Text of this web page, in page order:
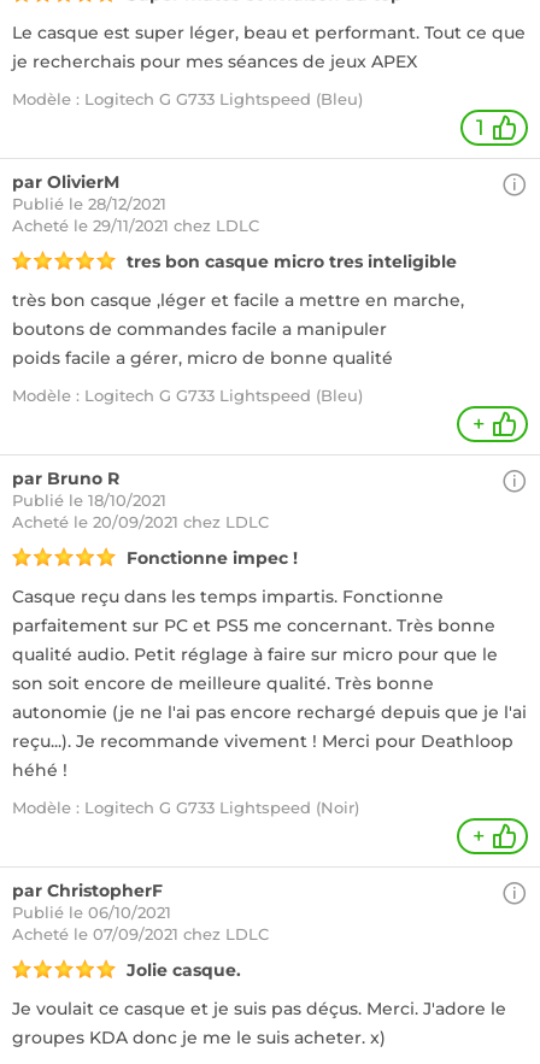
Le casque est super léger, beau et performant. Tout ce que
je recherchais pour mes séances de jeux APEX
Modèle : Logitech G G733 Lightspeed (Bleu)
1
par OlivierM
Publié le 28/12/2021
Acheté le 29/11/2021 chez LDLC
tres bon casque micro tres inteligible
très bon casque ,léger et facile a mettre en marche,
boutons de commandes facile a manipuler
poids facile a gérer, micro de bonne qualité
Modèle : Logitech G G733 Lightspeed (Bleu)
+
par Bruno R
Publié le 18/10/2021
Acheté le 20/09/2021 chez LDLC
Fonctionne impec !
Casque reçu dans les temps impartis. Fonctionne
parfaitement sur PC et PS5 me concernant. Très bonne
qualité audio. Petit réglage à faire sur micro pour que le
son soit encore de meilleure qualité. Très bonne
autonomie (je ne l'ai pas encore rechargé depuis que je l'ai
reçu...). Je recommande vivement ! Merci pour Deathloop
héhé !
Modèle : Logitech G G733 Lightspeed (Noir)
+
par ChristopherF
Publié le 06/10/2021
Acheté le 07/09/2021 chez LDLC
Jolie casque.
Je voulait ce casque et je suis pas déçus. Merci. J'adore le
groupes KDA donc je me le suis acheter. x)